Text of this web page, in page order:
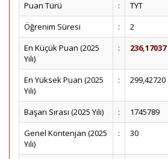
Puan Türü
:
TYT
Öğrenim Süresi
:
2
En Küçük Puan (2025
Yılı)
: 236,17037
En Yüksek Puan (2025
Yılı)
: 299,42720
Başarı Sırası (2025 Yılı) :
1745789
Genel Kontenjan (2025
Yılı)
: 30